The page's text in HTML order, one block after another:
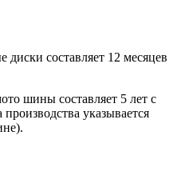
составляет 12 месяцев
шины составляет 5 лет с
указывается